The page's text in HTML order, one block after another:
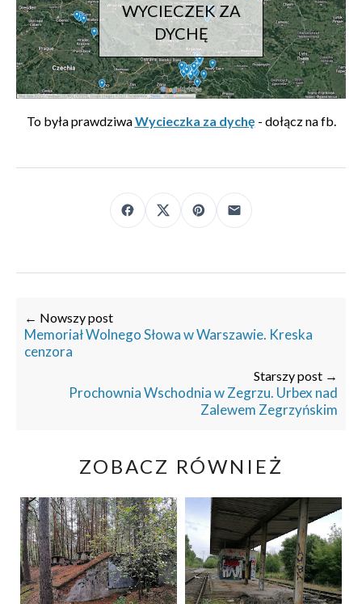
WYCIECZEK ZA
DYCHĘ
To była prawdziwaWycieczka za dychę - dołącz na fb.
← Nowszy post
Memoriał Wolnego Słowa w Warszawie. Kreska
cenzora
Starszy post →
Prochownia Wschodnia w Zegrzu. Urbex nad
Zalewem Zegrzyńskim
ZOBACZ RÓWNIEŻ